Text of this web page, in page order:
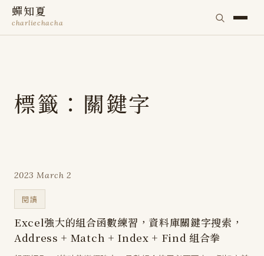
蟬知夏
charliechacha
標籤：關鍵字
2023 March 2
閱讀
Excel強大的組合函數練習，資料庫關鍵字搜索，
Address + Match + Index + Find 組合拳